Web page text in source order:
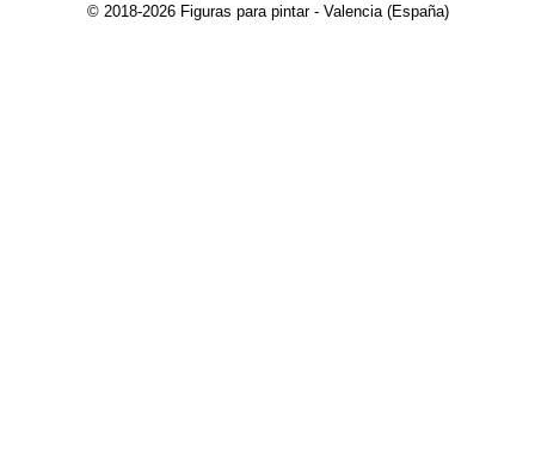
© 2018-2026 Figuras para pintar - Valencia (España)